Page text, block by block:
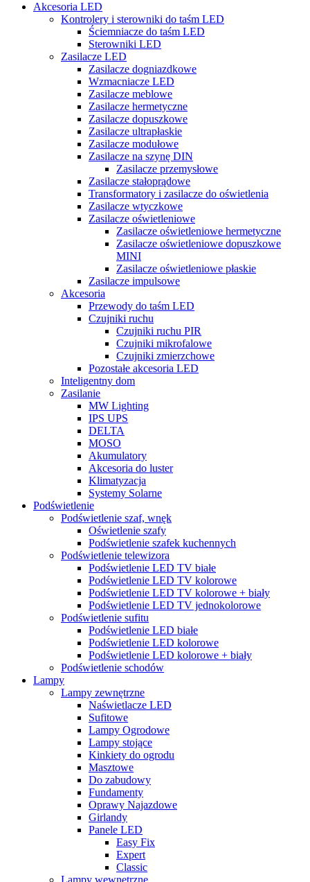
Akcesoria LED
Kontrolery i sterowniki do taśm LED
Ściemniacze do taśm LED
Sterowniki LED
Zasilacze LED
Zasilacze dogniazdkowe
Wzmacniacze LED
Zasilacze meblowe
Zasilacze hermetyczne
Zasilacze dopuszkowe
Zasilacze ultrapłaskie
Zasilacze modułowe
Zasilacze na szynę DIN
Zasilacze przemysłowe
Zasilacze stałoprądowe
Transformatory i zasilacze do oświetlenia
Zasilacze wtyczkowe
Zasilacze oświetleniowe
Zasilacze oświetleniowe hermetyczne
Zasilacze oświetleniowe dopuszkowe
MINI
Zasilacze oświetleniowe płaskie
Zasilacze impulsowe
Akcesoria
Przewody do taśm LED
Czujniki ruchu
Czujniki ruchu PIR
Czujniki mikrofalowe
Czujniki zmierzchowe
Pozostałe akcesoria LED
Inteligentny dom
Zasilanie
MW Lighting
IPS UPS
DELTA
MOSO
Akumulatory
Akcesoria do luster
Klimatyzacja
Systemy Solarne
Podświetlenie
Podświetlenie szaf, wnęk
Oświetlenie szafy
Podświetlenie szafek kuchennych
Podświetlenie telewizora
Podświetlenie LED TV białe
Podświetlenie LED TV kolorowe
Podświetlenie LED TV kolorowe + biały
Podświetlenie LED TV jednokolorowe
Podświetlenie sufitu
Podświetlenie LED białe
Podświetlenie LED kolorowe
Podświetlenie LED kolorowe + biały
Podświetlenie schodów
Lampy
Lampy zewnętrzne
Naświetlacze LED
Sufitowe
Lampy Ogrodowe
Lampy stojące
Kinkiety do ogrodu
Masztowe
Do zabudowy
Fundamenty
Oprawy Najazdowe
Girlandy
Panele LED
Easy Fix
Expert
Classic
Lampy wewnętrzne